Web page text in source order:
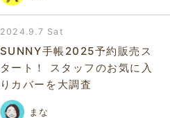
2024.9.7 Sat
SUNNY手帳2025予約販売ス
タート！ スタッフのお気に入
りカバーを大調査
まな